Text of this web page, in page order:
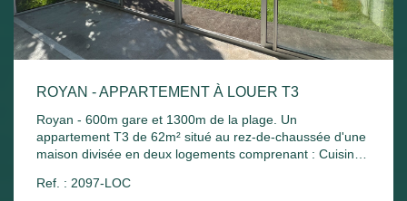
ROYAN - APPARTEMENT À LOUER T3
Royan - 600m gare et 1300m de la plage. Un
appartement T3 de 62m² situé au rez-de-chaussée d'une
maison divisée en deux logements comprenant : Cuisine
et wc. Chauffage électrique. Jardin commun.
Ref. : 2097-LOC